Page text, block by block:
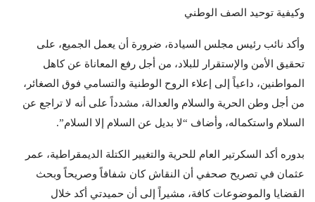
وكيفية توحيد الصف الوطني
وأكد نائب رئيس مجلس السيادة، ضرورة أن يعمل الجميع، على
تحقيق الأمن والإستقرار للبلاد، من أجل رفع المعاناة عن كاهل
المواطنين، داعياً إلى إعلاء الروح الوطنية والتسامي فوق الصغائر،
من أجل وطن الحرية والسلام والعدالة، مشدداً على أنه لا تراجع عن
السلام واستكماله، وأضاف “لا بديل عن السلام إلا السلام”.
بدوره أكد السكرتير العام للحرية والتغيير الكتلة الديمقراطية، عمر
عثمان في تصريح صحفي أن النقاش كان شفافاً وصريحاً وبحث
القضايا والموضوعات كافة، مشيراً إلى أن حميدتي أكد خلال